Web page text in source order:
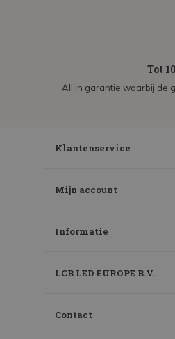
Tot
All in garantie waarbij de
Klantenservice
Mijn account
Informatie
LCB LED EUROPE B.V.
Contact